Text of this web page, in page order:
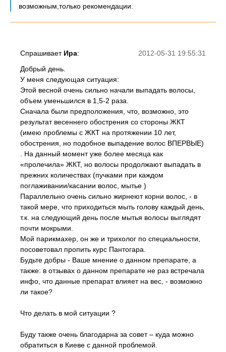
возможным,только рекомендации.
2012-05-31 19:55:31
Спрашивает Ира:
Добрый день.
У меня следующая ситуация:
Этой весной очень сильно начали выпадать волосы,
объем уменьшился в 1,5-2 раза.
Сначала были предположения, что, возможно, это
результат весеннего обострения со стороны ЖКТ
(имею проблемы с ЖКТ на протяжении 10 лет,
обострения, но подобное выпадение волос ВПЕРВЫЕ)
. На данный момент уже более месяца как
«пролечила» ЖКТ, но волосы продолжают выпадать в
прежних количествах (пучками при каждом
поглаживании/касании волос, мытье )
Параллельно очень сильно жирнеют корни волос, - в
такой мере, что приходиться мыть голову каждый день,
т.к. на следующий день после мытья волосы выглядят
почти мокрыми.
Мой парикмахер, он же и трихолог по специальности,
посоветовал пропить курс Пантогара.
Будьте добры - Ваше мнение о данном препарате, а
также: в отзывах о данном препарате не раз встречала
инфо, что данные препарат влияет на вес, - возможно
ли такое?
Что делать в мой ситуации ?
Буду также очень благодарна за совет – куда можно
обратиться в Киеве с данной проблемой.